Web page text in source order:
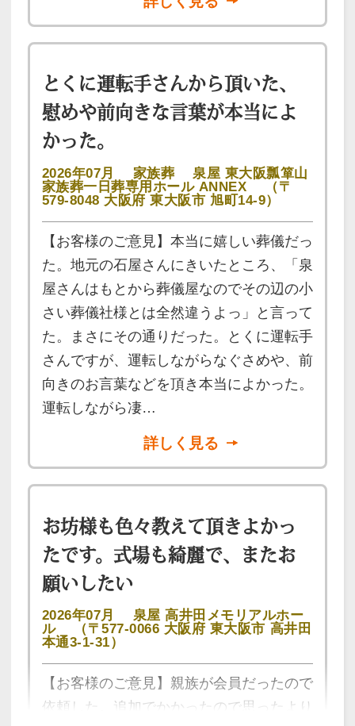
とくに運転手さんから頂いた、
慰めや前向きな言葉が本当によ
かった。
2026年07月 家族葬
泉屋 東大阪瓢箪山
家族葬一日葬専用ホール ANNEX
（〒
579-8048 大阪府 東大阪市 旭町14-9）
【お客様のご意見】本当に嬉しい葬儀だっ
た。地元の石屋さんにきいたところ、「泉
屋さんはもとから葬儀屋なのでその辺の小
さい葬儀社様とは全然違うよっ」と言って
た。まさにその通りだった。とくに運転手
さんですが、運転しながらなぐさめや、前
向きのお言葉などを頂き本当によかった。
運転しながら凄…
詳しく見る
お坊様も色々教えて頂きよかっ
たです。式場も綺麗で、またお
願いしたい
2026年07月
泉屋 高井田メモリアルホー
ル
（〒577-0066 大阪府 東大阪市 高井田
本通3-1-31）
【お客様のご意見】親族が会員だったので
依頼した。追加でかかったので思ったより